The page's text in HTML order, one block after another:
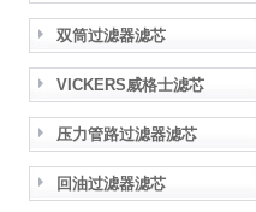
双筒过滤器滤芯
VICKERS威格士滤芯
压力管路过滤器滤芯
回油过滤器滤芯